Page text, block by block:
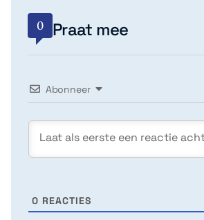
0 Praat mee
Abonneer
0 REACTIES